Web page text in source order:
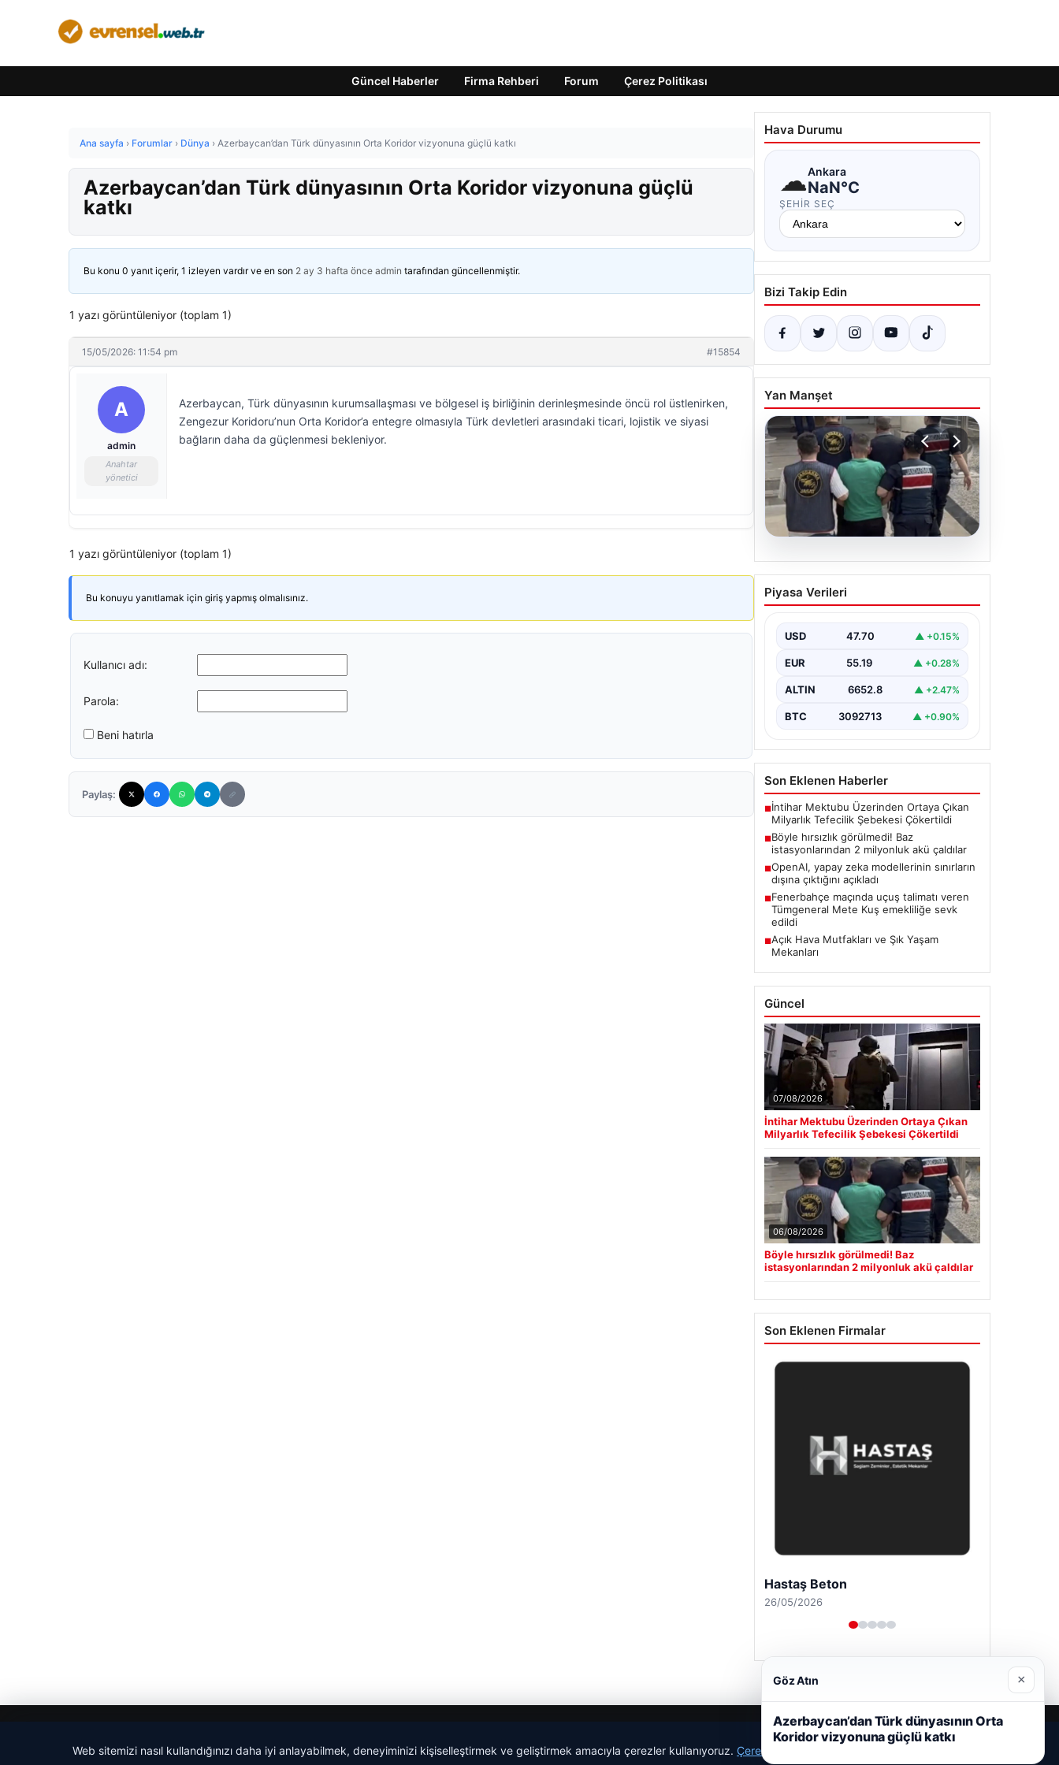
Güncel Haberler Firma Rehberi Forum Çerez Politikası
Ana sayfa › Forumlar › Dünya › Azerbaycan’dan Türk dünyasının Orta Koridor vizyonuna güçlü katkı
Azerbaycan’dan Türk dünyasının Orta Koridor vizyonuna güçlü
katkı
Bu konu 0 yanıt içerir, 1 izleyen vardır ve en son 2 ay 3 hafta önce admin tarafından güncellenmiştir.
1 yazı görüntüleniyor (toplam 1)
15/05/2026: 11:54 pm #15854
A
admin
Anahtar
yönetici
Azerbaycan, Türk dünyasının kurumsallaşması ve bölgesel iş birliğinin derinleşmesinde öncü rol üstlenirken,
Zengezur Koridoru’nun Orta Koridor’a entegre olmasıyla Türk devletleri arasındaki ticari, lojistik ve siyasi
bağların daha da güçlenmesi bekleniyor.
1 yazı görüntüleniyor (toplam 1)
Bu konuyu yanıtlamak için giriş yapmış olmalısınız.
Kullanıcı adı:
Parola:
Beni hatırla
Paylaş:
Hava Durumu
☁Ankara
NaN°C
ŞEHIR SEÇ
Bizi Takip Edin
Yan Manşet
06.08.2026
Böyle hırsızlık görülmedi!
Baz istasyonlarından 2
Piyasa Verileri
USD 47.70 ▲ +0.15%
EUR 55.19 ▲ +0.28%
ALTIN 6652.8 ▲ +2.47%
BTC 3092713 ▲ +0.90%
Son Eklenen Haberler
■İntihar Mektubu Üzerinden Ortaya Çıkan
Milyarlık Tefecilik Şebekesi Çökertildi
■Böyle hırsızlık görülmedi! Baz
istasyonlarından 2 milyonluk akü çaldılar
■OpenAI, yapay zeka modellerinin sınırların
dışına çıktığını açıkladı
■Fenerbahçe maçında uçuş talimatı veren
Tümgeneral Mete Kuş emekliliğe sevk
edildi
■Açık Hava Mutfakları ve Şık Yaşam
Mekanları
Güncel
07/08/2026
İntihar Mektubu Üzerinden Ortaya Çıkan
Milyarlık Tefecilik Şebekesi Çökertildi
06/08/2026
Böyle hırsızlık görülmedi! Baz
istasyonlarından 2 milyonluk akü çaldılar
Son Eklenen Firmalar
Hastaş Beton
26/05/2026
Web sitemizi nasıl kullandığınızı daha iyi anlayabilmek, deneyiminizi kişiselleştirmek ve geliştirmek amacıyla çerezler kullanıyoruz. Çerez Politikamız
Göz Atın ×
Azerbaycan’dan Türk dünyasının Orta
Koridor vizyonuna güçlü katkı